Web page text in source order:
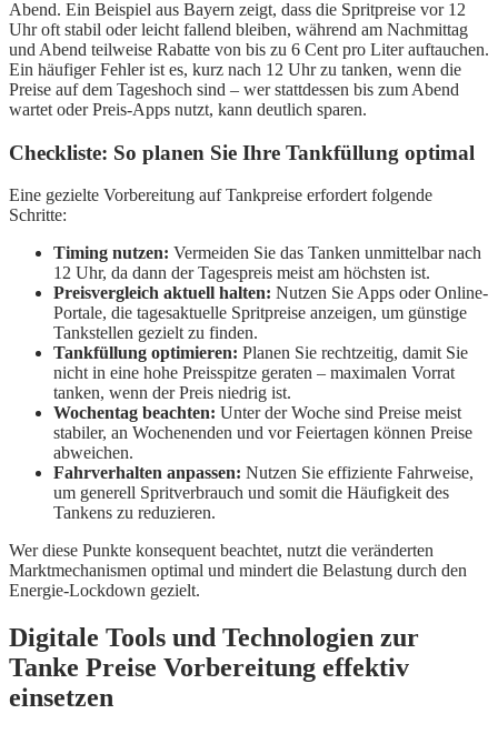
Abend. Ein Beispiel aus Bayern zeigt, dass die Spritpreise vor 12
Uhr oft stabil oder leicht fallend bleiben, während am Nachmittag
und Abend teilweise Rabatte von bis zu 6 Cent pro Liter auftauchen.
Ein häufiger Fehler ist es, kurz nach 12 Uhr zu tanken, wenn die
Preise auf dem Tageshoch sind – wer stattdessen bis zum Abend
wartet oder Preis-Apps nutzt, kann deutlich sparen.
Checkliste: So planen Sie Ihre Tankfüllung optimal
Eine gezielte Vorbereitung auf Tankpreise erfordert folgende
Schritte:
Timing nutzen: Vermeiden Sie das Tanken unmittelbar nach
12 Uhr, da dann der Tagespreis meist am höchsten ist.
Preisvergleich aktuell halten: Nutzen Sie Apps oder Online-
Portale, die tagesaktuelle Spritpreise anzeigen, um günstige
Tankstellen gezielt zu finden.
Tankfüllung optimieren: Planen Sie rechtzeitig, damit Sie
nicht in eine hohe Preisspitze geraten – maximalen Vorrat
tanken, wenn der Preis niedrig ist.
Wochentag beachten: Unter der Woche sind Preise meist
stabiler, an Wochenenden und vor Feiertagen können Preise
abweichen.
Fahrverhalten anpassen: Nutzen Sie effiziente Fahrweise,
um generell Spritverbrauch und somit die Häufigkeit des
Tankens zu reduzieren.
Wer diese Punkte konsequent beachtet, nutzt die veränderten
Marktmechanismen optimal und mindert die Belastung durch den
Energie-Lockdown gezielt.
Digitale Tools und Technologien zur
Tanke Preise Vorbereitung effektiv
einsetzen